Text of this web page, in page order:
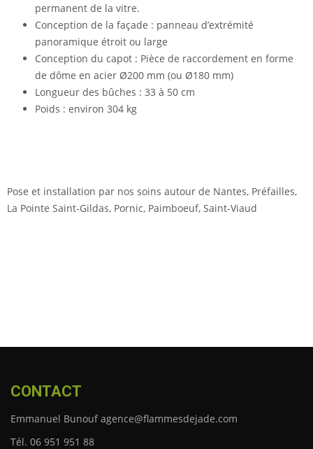
permanent de la vitre.
Conception de la façade : panneau d’extrémité
panoramique étroit ou large
Conception du capot : Pièce de raccordement en forme
de dôme en acier Ø200 mm (ou Ø180 mm)
Longueur des bûches : 33 à 50 cm
Poids : environ 304 kg
Pose et installation par nos soins autour de Nantes, Préfailles,
La Pointe Saint-Gildas, Pornic, Paimboeuf, Saint-Viaud
CONTACT
Emmanuel Bunouf agence@flammesdejade.com
Tél. 06 951 951 88